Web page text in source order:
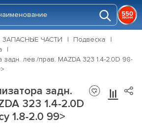
ЗАПАСНЫЕ ЧАСТИ
Подвеска
задн. лев./прав. MAZDA 323 1.4-2.0D 98-
задн.
323 1.4-2.0D
1.8-2.0 99>